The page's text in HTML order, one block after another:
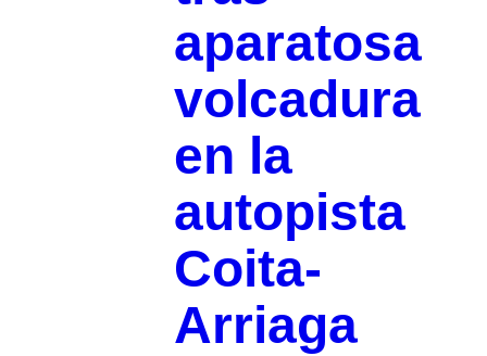
aparatosa
volcadura
en la
autopista
Coita-
Arriaga